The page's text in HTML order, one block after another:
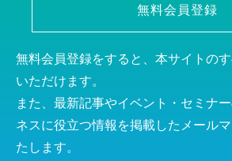
無料会員登録
無料会員登録をすると、本サイトの
いただけます。
また、最新記事やイベント・セミナ
ネスに役立つ情報を掲載したメール
たします。